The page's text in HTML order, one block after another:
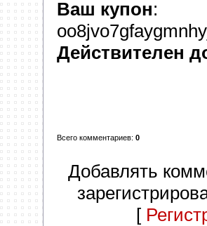
Ваш купон:
Действителен
Всего комментариев: 0
Добавлять
[